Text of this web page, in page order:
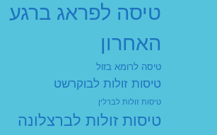
טיסה לפראג ברגע
האחרון
טיסה לרומא בזול
טיסות זולות לבוקרשט
טיסות זולות לברלין
טיסות זולות לברצלונה